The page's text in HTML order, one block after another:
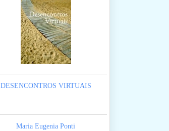
DESENCONTROS VIRTUAIS
Maria Eugenia Ponti